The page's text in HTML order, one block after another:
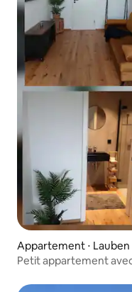
Appartement ⋅ Lauben
Petit appartement